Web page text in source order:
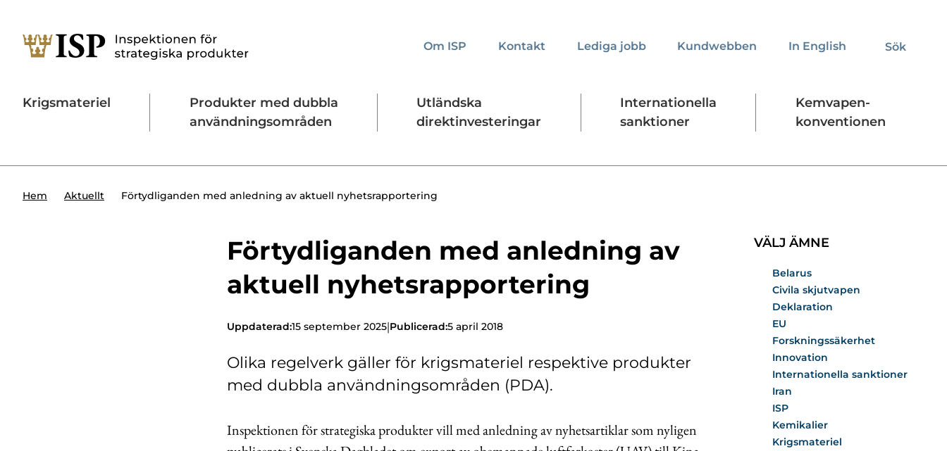
Utländska direktinvesteringar Kontakta oss Presskontakt Forskningssäkerhet Regelverk
Om ISP Kontakt Lediga jobb Kundwebben In English Sök
Krigsmateriel
Produkter med dubbla
användningsområden
Utländska
direktinvesteringar
Internationella
sanktioner
Kemvapen-
konventionen
Hem Aktuellt Förtydliganden med anledning av aktuell nyhetsrapportering
Förtydliganden med anledning av
aktuell nyhetsrapportering
Uppdaterad:15 september 2025|Publicerad:5 april 2018
Olika regelverk gäller för krigsmateriel respektive produkter
med dubbla användningsområden (PDA).
Inspektionen för strategiska produkter vill med anledning av nyhetsartiklar som nyligen
VÄLJ ÄMNE
Belarus
Civila skjutvapen
Deklaration
EU
Forskningssäkerhet
Innovation
Internationella sanktioner
Iran
ISP
Kemikalier
Krigsmateriel